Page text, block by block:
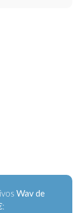
Wav de
: